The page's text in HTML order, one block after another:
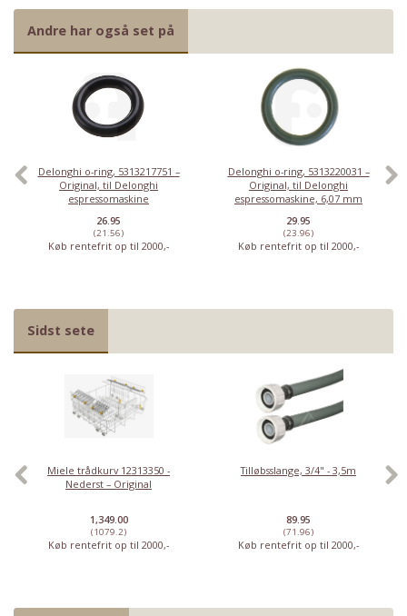
Andre har også set på
Delonghi o-ring, 5313217751 –
Original, til Delonghi
espressomaskine
26.95
(21.56)
Køb rentefrit op til 2000,-
Delonghi o-ring, 5313220031 –
Original, til Delonghi
espressomaskine, 6,07 mm
29.95
(23.96)
Køb rentefrit op til 2000,-
Sidst sete
Miele trådkurv 12313350 -
Nederst – Original
1,349.00
(1079.2)
Køb rentefrit op til 2000,-
Tilløbsslange, 3/4" - 3,5m
89.95
(71.96)
Køb rentefrit op til 2000,-